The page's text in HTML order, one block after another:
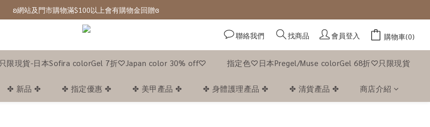
ʚ 網站免費登記會員,登入後可下單ɞ Click Here
ʚ網站及門市購物滿$100以上會有購物金回贈ɞ
ʚ 網站免費登記會員,登入後可下單ɞ Click Here
聯絡我們 找商品 會員登入 購物車(0)
只限現貨-日本Sofira colorGel 7折♡Japan color 30% off♡ 指定色♡日本Pregel/Muse colorGel 68折♡只限現貨
✤ 新品 ✤ ✤ 指定優惠 ✤ ✤ 美甲產品 ✤ ✤ 身體護理產品 ✤ ✤ 清貨產品 ✤ 商店介紹